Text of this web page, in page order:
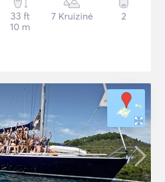
33 ft
10 m
7 Kruizinė 2